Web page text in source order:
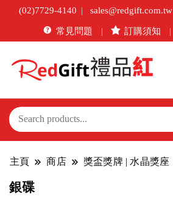
(02)7729-4140 sales@redgift.com.tw
常見問題 訂購須知
主頁 商店 獎盃獎牌 | 水晶獎座
銀碟